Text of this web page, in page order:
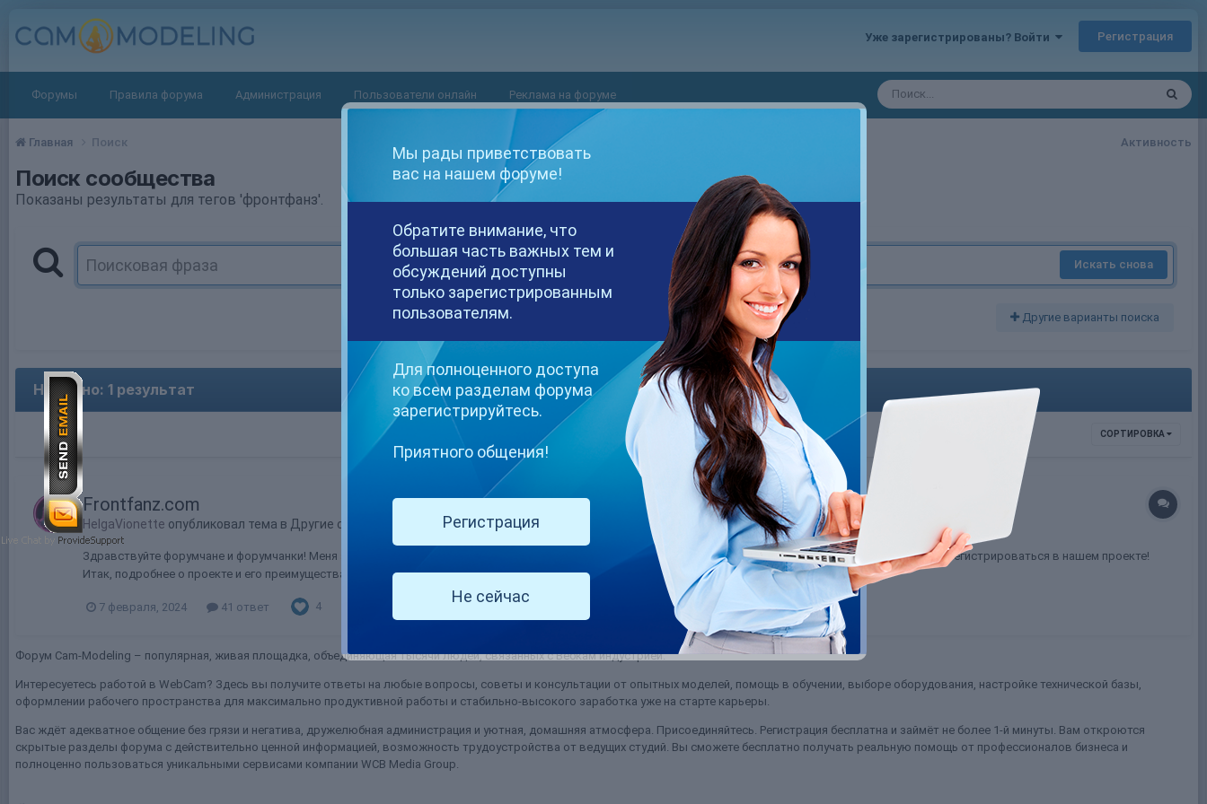
Уже зарегистрированы? Войти Регистрация
Форумы Правила форума Администрация Пользователи онлайн Реклама на форуме
Активность
Главная Поиск
Поиск сообщества
Показаны результаты для тегов 'фронтфанз'.
Искать снова
Другие варианты поиска
Найдено: 1 результат
СОРТИРОВКА
Frontfanz.com
HelgaVionette опубликовал тема в Другие сайты...
Здравствуйте форумчане и форумчанки! Меня зовут Хельга и я являюсь официальным представителем сайта FrontFanz.com Приглашаю всех желающих зарегистрироваться в нашем проекте!
Итак, подробнее о проекте и его преимуществах: - Фронтфанз представляет собой микс из стриминговой платформы и к...
7 февраля, 2024 41 ответ 4 (и ещё 4 )
Форум Cam-Modeling – популярная, живая площадка, объединяющая тысячи людей, связанных с Вебкам индустрией.
Интересуетесь работой в WebCam? Здесь вы получите ответы на любые вопросы, советы и консультации от опытных моделей, помощь в обучении, выборе оборудования, настройке технической базы,
оформлении рабочего пространства для максимально продуктивной работы и стабильно-высокого заработка уже на старте карьеры.
Вас ждёт адекватное общение без грязи и негатива, дружелюбная администрация и уютная, домашняя атмосфера. Присоединяйтесь. Регистрация бесплатна и займёт не более 1-й минуты. Вам откроются
скрытые разделы форума с действительно ценной информацией, возможность трудоустройства от ведущих студий. Вы сможете бесплатно получать реальную помощь от профессионалов бизнеса и
полноценно пользоваться уникальными сервисами компании WCB Media Group.
Мы рады приветствовать
вас на нашем форуме!
Обратите внимание, что
большая часть важных тем и
обсуждений доступны
только зарегистрированным
пользователям.
Для полноценного доступа
ко всем разделам форума
зарегистрируйтесь.
Приятного общения!
Регистрация
Не сейчас